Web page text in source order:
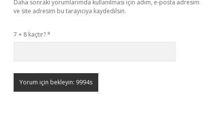
Daha sonraki yorumlarımda kullanılması için adım, e-posta adresim
ve site adresim bu tarayıcıya kaydedilsin.
7 + 8 kaçtır?*